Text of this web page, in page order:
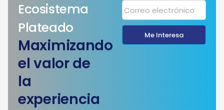
Ecosistema
Plateado
Maximizando
el valor de
la
experiencia
Me Interesa